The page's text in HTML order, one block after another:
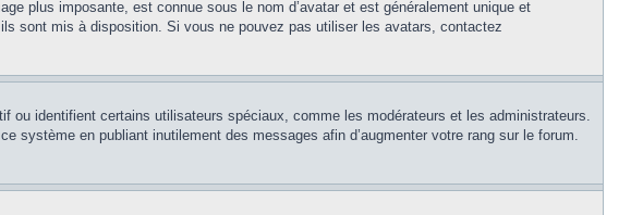
plus imposante, est connue sous le nom d’avatar et est généralement unique et
sont mis à disposition. Si vous ne pouvez pas utiliser les avatars, contactez
ou identifient certains utilisateurs spéciaux, comme les modérateurs et les administrateurs.
système en publiant inutilement des messages afin d’augmenter votre rang sur le forum.